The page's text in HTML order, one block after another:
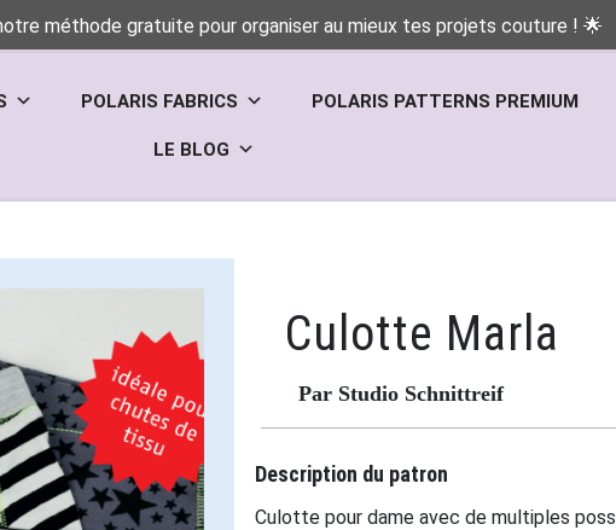
méthode gratuite pour organiser au mieux tes projets couture ! 🌟
POLARIS FABRICS POLARIS PATTERNS PREMIUM
LE BLOG
Culotte Marla
Par Studio Schnittreif
Description du patron
Culotte pour dame avec de multiples